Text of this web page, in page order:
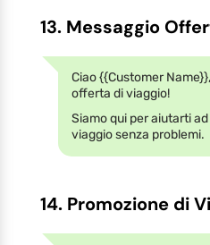
13. Messaggio
Ciao {{Customer
offerta di viaggio!
Siamo qui per aiutarti
viaggio senza problemi.
14. Promozione di